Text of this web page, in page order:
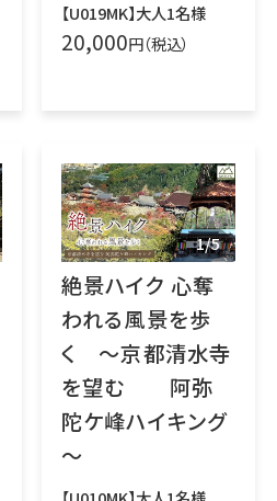
【U019MK】大人1名様
20,000円（税込）
1/5
絶景ハイク 心奪
われる風景を歩
く ～京都清水寺
を望む 阿弥
陀ケ峰ハイキング
～